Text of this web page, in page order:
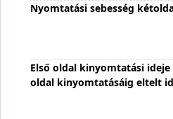
Nyomtatási sebesség
Első oldal kinyomtatási ideje
oldal kinyomtatásáig eltelt